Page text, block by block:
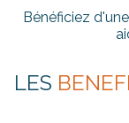
Bénéficiez
LES